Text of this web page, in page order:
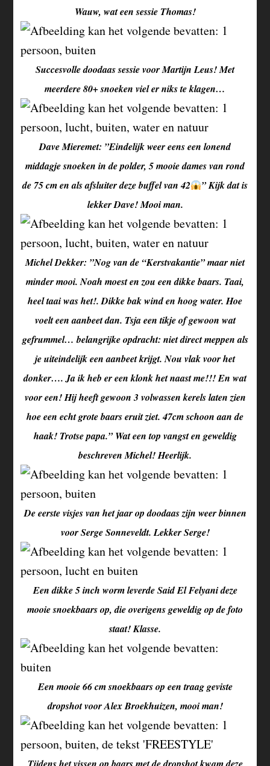
Wauw, wat een sessie Thomas!
Succesvolle doodaas sessie voor Martijn Leus! Met
meerdere 80+ snoeken viel er niks te klagen…
Dave Mieremet: ”Eindelijk weer eens een lonend
middagje snoeken in de polder, 5 mooie dames van rond
de 75 cm en als afsluiter deze buffel van 42
” Kijk dat is
lekker Dave! Mooi man.
Michel Dekker: ”Nog van de “Kerstvakantie” maar niet
minder mooi. Noah moest en zou een dikke baars. Taai,
heel taai was het!. Dikke bak wind en hoog water. Hoe
voelt een aanbeet dan. Tsja een tikje of gewoon wat
gefrummel… belangrijke opdracht: niet direct meppen als
je uiteindelijk een aanbeet krijgt. Nou vlak voor het
donker…. Ja ik heb er een klonk het naast me!!! En wat
voor een! Hij heeft gewoon 3 volwassen kerels laten zien
hoe een echt grote baars eruit ziet. 47cm schoon aan de
haak! Trotse papa.” Wat een top vangst en geweldig
beschreven Michel! Heerlijk.
De eerste visjes van het jaar op doodaas zijn weer binnen
voor Serge Sonneveldt. Lekker Serge!
Een dikke 5 inch worm leverde Said El Felyani deze
mooie snoekbaars op, die overigens geweldig op de foto
staat! Klasse.
Een mooie 66 cm snoekbaars op een traag geviste
dropshot voor Alex Broekhuizen, mooi man!